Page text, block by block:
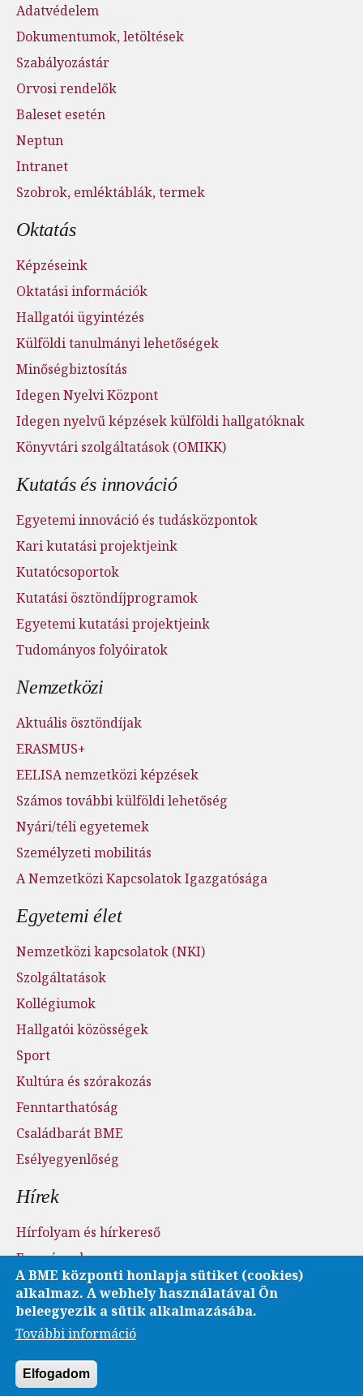
Adatvédelem
Dokumentumok, letöltések
Szabályozástár
Orvosi rendelők
Baleset esetén
Neptun
Intranet
Szobrok, emléktáblák, termek
Oktatás
Képzéseink
Oktatási információk
Hallgatói ügyintézés
Külföldi tanulmányi lehetőségek
Minőségbiztosítás
Idegen Nyelvi Központ
Idegen nyelvű képzések külföldi hallgatóknak
Könyvtári szolgáltatások (OMIKK)
Kutatás és innováció
Egyetemi innováció és tudásközpontok
Kari kutatási projektjeink
Kutatócsoportok
Kutatási ösztöndíjprogramok
Egyetemi kutatási projektjeink
Tudományos folyóiratok
Nemzetközi
Aktuális ösztöndíjak
ERASMUS+
EELISA nemzetközi képzések
Számos további külföldi lehetőség
Nyári/téli egyetemek
Személyzeti mobilitás
A Nemzetközi Kapcsolatok Igazgatósága
Egyetemi élet
Nemzetközi kapcsolatok (NKI)
Szolgáltatások
Kollégiumok
Hallgatói közösségek
Sport
Kultúra és szórakozás
Fenntarthatóság
Családbarát BME
Esélyegyenlőség
Hírek
Hírfolyam és hírkereső
Események
Sajtószoba - sajtófigyelés
Karrier és pályázatok
Fotó- és videótár
A BME központi honlapja sütiket (cookies)
alkalmaz. A webhely használatával Ön
beleegyezik a sütik alkalmazásába.
További információ
Elfogadom